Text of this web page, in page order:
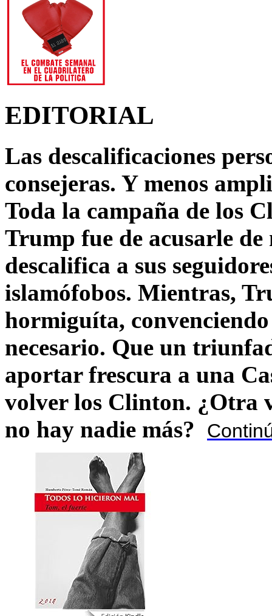
EDITORIAL
Las descalificaciones
consejeras. Y menos
Toda la campaña de los
Trump fue de acusarle
descalifica a sus
islamófobos. Mientras,
hormiguíta,
necesario. Que un
aportar frescura a una
volver los Clinton. ¿Otra
no hay nadie más?